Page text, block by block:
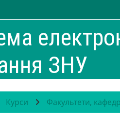
ЗНУ
Курси Факультети,